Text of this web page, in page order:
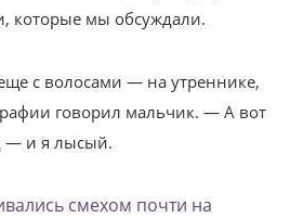
которые мы обсуждали.
с волосами — на утреннике,
говорил мальчик. — А вот
— и я лысый.
смехом почти на